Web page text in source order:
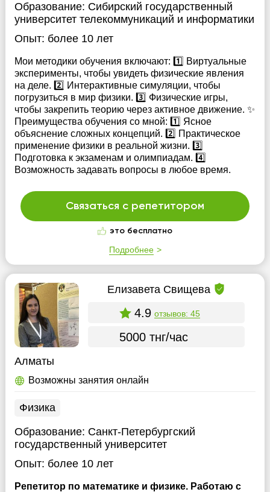
Образование: Сибирский государственный
университет телекоммуникаций и информатики
Опыт: более 10 лет
Мои методики обучения включают: 1️⃣ Виртуальные
эксперименты, чтобы увидеть физические явления
на деле. 2️⃣ Интерактивные симуляции, чтобы
погрузиться в мир физики. 3️⃣ Физические игры,
чтобы закрепить теорию через активное движение. ✨
Преимущества обучения со мной: 1️⃣ Ясное
объяснение сложных концепций. 2️⃣ Практическое
применение физики в реальной жизни. 3️⃣
Подготовка к экзаменам и олимпиадам. 4️⃣
Возможность задавать вопросы в любое время.
Связаться с репетитором
это бесплатно
Подробнее
Елизавета Свищева
4.9 отзывов: 45
5000 тнг/час
Алматы
Возможны занятия онлайн
Физика
Образование: Санкт-Петербургский
государственный университет
Опыт: более 10 лет
Репетитор по математике и физике. Работаю с